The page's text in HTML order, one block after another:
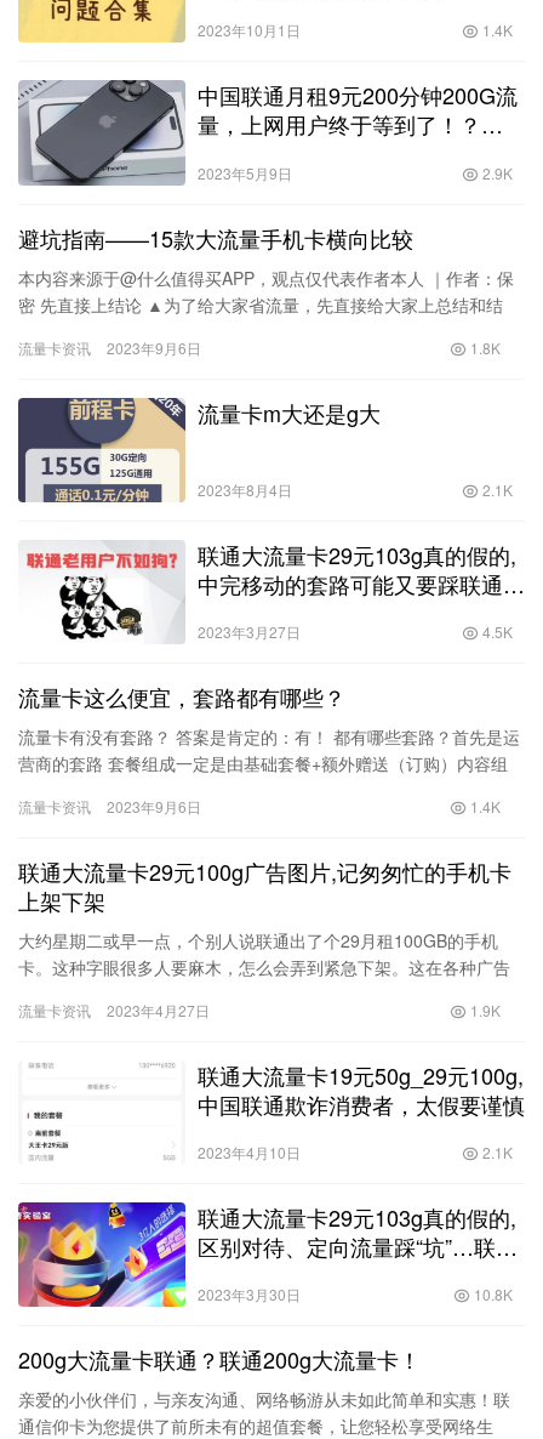
2023年10月1日 1.4K
中国联通月租9元200分钟200G流
量，上网用户终于等到了！？
2023年5月9日 2.9K
避坑指南——15款大流量手机卡横向比较
本内容来源于@什么值得买APP，观点仅代表作者本人 ｜作者：保
密 先直接上结论 ▲为了给大家省流量，先直接给大家上总结和结
但…
流量卡资讯 2023年9月6日 1.8K
流量卡m大还是g大
2023年8月4日 2.1K
联通大流量卡29元103g真的假的,
中完移动的套路可能又要踩联通的
2023年3月27日 4.5K
流量卡这么便宜，套路都有哪些？
流量卡有没有套路？ 答案是肯定的：有！ 都有哪些套路？首先是运
营商的套路 套餐组成一定是由基础套餐+额外赠送（订购）内容组
流量卡资讯 2023年9月6日 1.4K
联通大流量卡29元100g广告图片,记匆匆忙的手机卡
上架下架
大约星期二或早一点，个别人说联通出了个29月租100GB的手机
卡。这种字眼很多人要麻木，怎么会弄到紧急下架。这在各种广告
了…
流量卡资讯 2023年4月27日 1.9K
联通大流量卡19元50g_29元100g,
中国联通欺诈消费者，太假要谨慎
2023年4月10日 2.1K
联通大流量卡29元103g真的假的,
区别对待、定向流量踩“坑”…联通
2023年3月30日 10.8K
200g大流量卡联通？联通200g大流量卡！
亲爱的小伙伴们，与亲友沟通、网络畅游从未如此简单和实惠！联
通信仰卡为您提供了前所未有的超值套餐，让您轻松享受网络生